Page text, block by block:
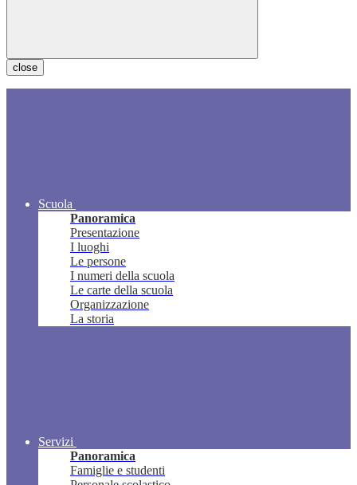
close
Scuola
Panoramica
Presentazione
I luoghi
Le persone
I numeri della scuola
Le carte della scuola
Organizzazione
La storia
Servizi
Panoramica
Famiglie e studenti